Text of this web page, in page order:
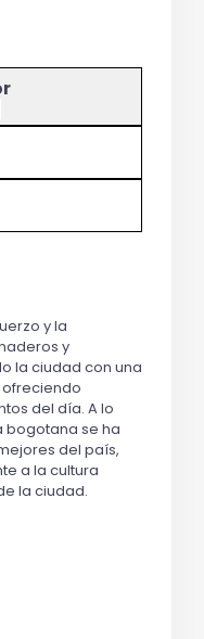
y la
y
la ciudad con una
del día. A lo
bogotana se ha
del país,
a la cultura
la ciudad.